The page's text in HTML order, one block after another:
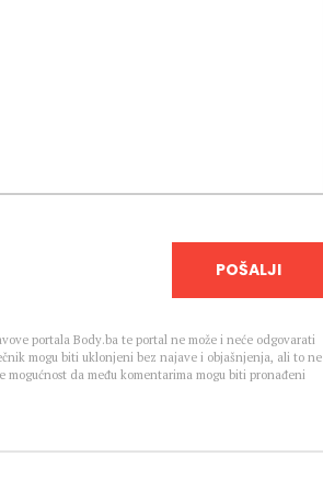
POŠALJI
portala Body.ba te portal ne može i neće odgovarati
mogu biti uklonjeni bez najave i objašnjenja, ali to ne
da među komentarima mogu biti pronađeni